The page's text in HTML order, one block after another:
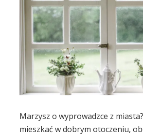
Marzysz o wyprowadzce z
mieszkać w dobrym otoczeniu,